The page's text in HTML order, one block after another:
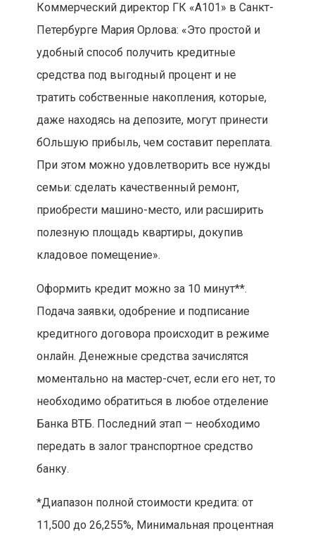
Коммерческий директор ГК «А101» в Санкт-
Петербурге Мария Орлова: «Это простой и
удобный способ получить кредитные
средства под выгодный процент и не
тратить собственные накопления, которые,
даже находясь на депозите, могут принести
бОльшую прибыль, чем составит переплата.
При этом можно удовлетворить все нужды
семьи: сделать качественный ремонт,
приобрести машино-место, или расширить
полезную площадь квартиры, докупив
кладовое помещение».
Оформить кредит можно за 10 минут**.
Подача заявки, одобрение и подписание
кредитного договора происходит в режиме
онлайн. Денежные средства зачислятся
моментально на мастер-счет, если его нет, то
необходимо обратиться в любое отделение
Банка ВТБ. Последний этап — необходимо
передать в залог транспортное средство
банку.
*Диапазон полной стоимости кредита: от
11,500 до 26,255%, Минимальная процентная